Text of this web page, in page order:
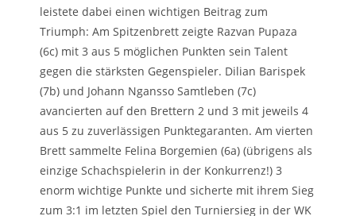
leistete dabei einen wichtigen Beitrag zum
Triumph: Am Spitzenbrett zeigte Razvan Pupaza
(6c) mit 3 aus 5 möglichen Punkten sein Talent
gegen die stärksten Gegenspieler. Dilian Barispek
(7b) und Johann Ngansso Samtleben (7c)
avancierten auf den Brettern 2 und 3 mit jeweils 4
aus 5 zu zuverlässigen Punktegaranten. Am vierten
Brett sammelte Felina Borgemien (6a) (übrigens als
einzige Schachspielerin in der Konkurrenz!) 3
enorm wichtige Punkte und sicherte mit ihrem Sieg
zum 3:1 im letzten Spiel den Turniersieg in der WK